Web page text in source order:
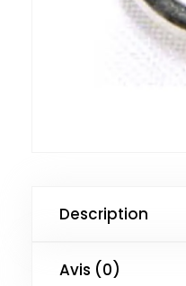
Description
Avis (0)